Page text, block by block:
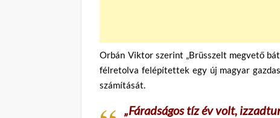
Orbán Viktor szerint „Brüsszelt megvető
félretolva felépítettek egy új magyar
számítását.
„Fáradságos tíz év volt,